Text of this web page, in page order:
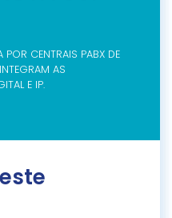
CENTRAIS PABX DE
AS
E IP.